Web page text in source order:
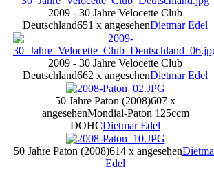
2009 - 30 Jahre Velocette Club
Deutschland651 x angesehenDietmar Edel
2009 - 30 Jahre Velocette Club
Deutschland662 x angesehenDietmar Edel
50 Jahre Paton (2008)607 x
angesehenMondial-Paton 125ccm
DOHCDietmar Edel
50 Jahre Paton (2008)614 x angesehen
Edel